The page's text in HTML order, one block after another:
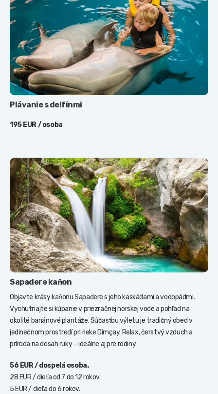
Plávanie s delfínmi
195 EUR / osoba
Sapadere kaňon
Objavte krásy kaňonu Sapadere s jeho kaskádami a vodopádmi.
Vychutnajte si kúpanie v priezračnej horskej vode a pohľad na
okolité banánové plantáže. Súčasťou výletu je tradičný obed v
jedinečnom prostredí pri rieke Dimçay. Relax, čerstvý vzduch a
príroda na dosah ruky – ideálne aj pre rodiny.
56 EUR / dospelá osoba.
28 EUR / dieťa od 7 do 12 rokov.
5 EUR / dieťa do 6 rokov.